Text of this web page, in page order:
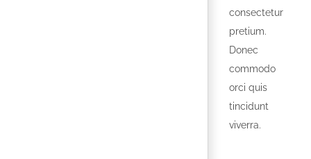
consectetur
pretium.
Donec
commodo
orci quis
tincidunt
viverra.